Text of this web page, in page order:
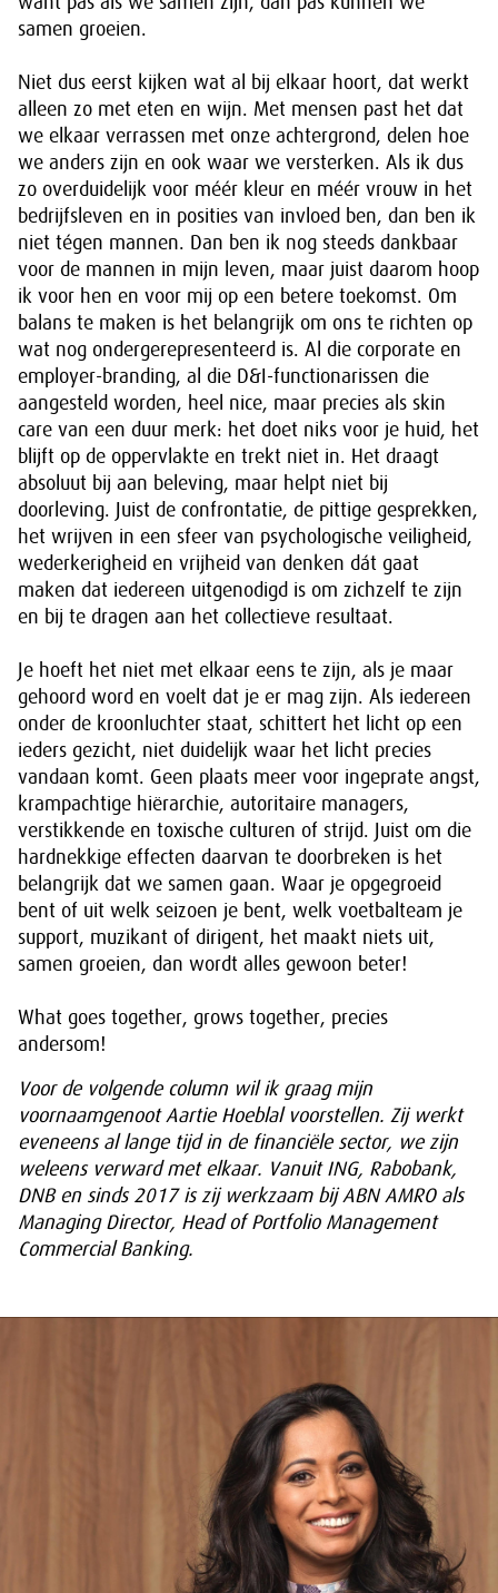
samen groeien.
Niet dus eerst kijken wat al bij elkaar hoort, dat werkt
alleen zo met eten en wijn. Met mensen past het dat
we elkaar verrassen met onze achtergrond, delen hoe
we anders zijn en ook waar we versterken. Als ik dus
zo overduidelijk voor méér kleur en méér vrouw in het
bedrijfsleven en in posities van invloed ben, dan ben ik
niet tégen mannen. Dan ben ik nog steeds dankbaar
voor de mannen in mijn leven, maar juist daarom hoop
ik voor hen en voor mij op een betere toekomst. Om
balans te maken is het belangrijk om ons te richten op
wat nog ondergerepresenteerd is. Al die corporate en
employer-branding, al die D&I-functionarissen die
aangesteld worden, heel nice, maar precies als skin
care van een duur merk: het doet niks voor je huid, het
blijft op de oppervlakte en trekt niet in. Het draagt
absoluut bij aan beleving, maar helpt niet bij
doorleving. Juist de confrontatie, de pittige gesprekken,
het wrijven in een sfeer van psychologische veiligheid,
wederkerigheid en vrijheid van denken dát gaat
maken dat iedereen uitgenodigd is om zichzelf te zijn
en bij te dragen aan het collectieve resultaat.
Je hoeft het niet met elkaar eens te zijn, als je maar
gehoord word en voelt dat je er mag zijn. Als iedereen
onder de kroonluchter staat, schittert het licht op een
ieders gezicht, niet duidelijk waar het licht precies
vandaan komt. Geen plaats meer voor ingeprate angst,
krampachtige hiërarchie, autoritaire managers,
verstikkende en toxische culturen of strijd. Juist om die
hardnekkige effecten daarvan te doorbreken is het
belangrijk dat we samen gaan. Waar je opgegroeid
bent of uit welk seizoen je bent, welk voetbalteam je
support, muzikant of dirigent, het maakt niets uit,
samen groeien, dan wordt alles gewoon beter!
What goes together, grows together, precies
andersom!
Voor de volgende column wil ik graag mijn
voornaamgenoot Aartie Hoeblal voorstellen. Zij werkt
eveneens al lange tijd in de financiële sector, we zijn
weleens verward met elkaar. Vanuit ING, Rabobank,
DNB en sinds 2017 is zij werkzaam bij ABN AMRO als
Managing Director, Head of Portfolio Management
Commercial Banking.